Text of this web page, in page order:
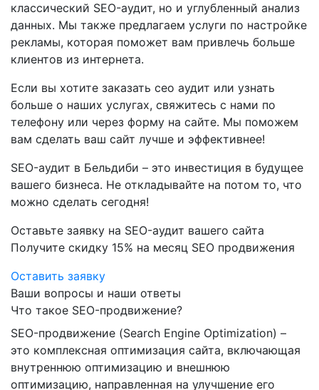
классический SEO-аудит, но и углубленный анализ
данных. Мы также предлагаем услуги по настройке
рекламы, которая поможет вам привлечь больше
клиентов из интернета.
Если вы хотите заказать сео аудит или узнать
больше о наших услугах, свяжитесь с нами по
телефону или через форму на сайте. Мы поможем
вам сделать ваш сайт лучше и эффективнее!
SEO-аудит в Бельдиби – это инвестиция в будущее
вашего бизнеса. Не откладывайте на потом то, что
можно сделать сегодня!
Оставьте заявку на SEO-аудит вашего сайта
Получите скидку 15% на месяц SEO продвижения
Оставить заявку
Ваши вопросы и наши ответы
Что такое SEO-продвижение?
SEO-продвижение (Search Engine Optimization) –
это комплексная оптимизация сайта, включающая
внутреннюю оптимизацию и внешнюю
оптимизацию, направленная на улучшение его